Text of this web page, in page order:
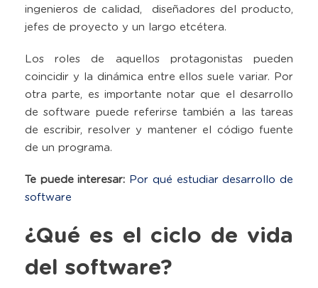
ingenieros de calidad, diseñadores del producto,
jefes de proyecto y un largo etcétera.
Los roles de aquellos protagonistas pueden
coincidir y la dinámica entre ellos suele variar. Por
otra parte, es importante notar que el desarrollo
de software puede referirse también a las tareas
de escribir, resolver y mantener el código fuente
de un programa.
Te puede interesar: Por qué estudiar desarrollo de
software
¿Qué es el ciclo de vida
del software?